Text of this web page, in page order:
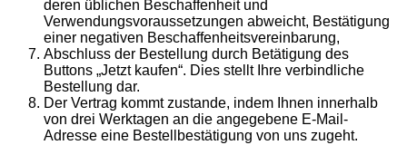
deren üblichen Beschaffenheit und
Verwendungsvoraussetzungen abweicht, Bestätigung
einer negativen Beschaffenheitsvereinbarung,
Abschluss der Bestellung durch Betätigung des
Buttons „Jetzt kaufen“. Dies stellt Ihre verbindliche
Bestellung dar.
Der Vertrag kommt zustande, indem Ihnen innerhalb
von drei Werktagen an die angegebene E-Mail-
Adresse eine Bestellbestätigung von uns zugeht.